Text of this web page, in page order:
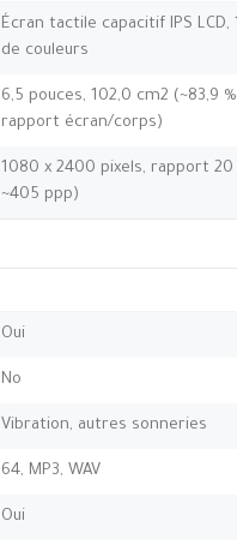
Écran tactile capacitif IPS LCD,
de couleurs
6,5 pouces, 102,0 cm2 (~83,9
rapport écran/corps)
1080 x 2400 pixels, rapport
~405 ppp)
Oui
No
Vibration, autres sonneries
64, MP3, WAV
Oui